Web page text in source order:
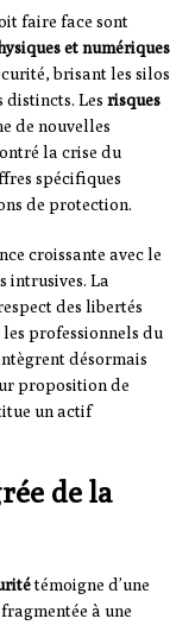
faire face sont
et numériques
brisant les silos
Les risques
de nouvelles
la crise du
spécifiques
de protection.
croissante avec le
intrusives. La
des libertés
professionnels du
désormais
proposition de
un actif
de la
témoigne d’une
à une